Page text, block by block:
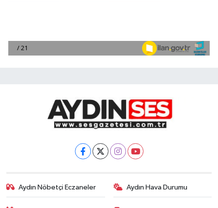
Aydın Nöbetçi Eczaneler Aydın Hava Durumu